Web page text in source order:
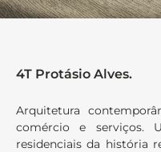
4T Protásio Alves.
Arquitetura
comércio e serviços.
residenciais da história